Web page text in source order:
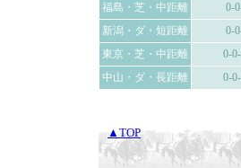
福島・芝・中距離 0-
新潟・ダ・短距離 0-
東京・芝・中距離 0-
中山・ダ・長距離 0-
▲TOP